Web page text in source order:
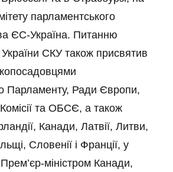
парламентського
ЄС-Україна. Питанню
України СКУ також присвятив
Парламенту, Ради Європи,
та ОБСЄ, а також
Канади, Латвії, Литви,
Словенії і Франції, у
міністром Канади,